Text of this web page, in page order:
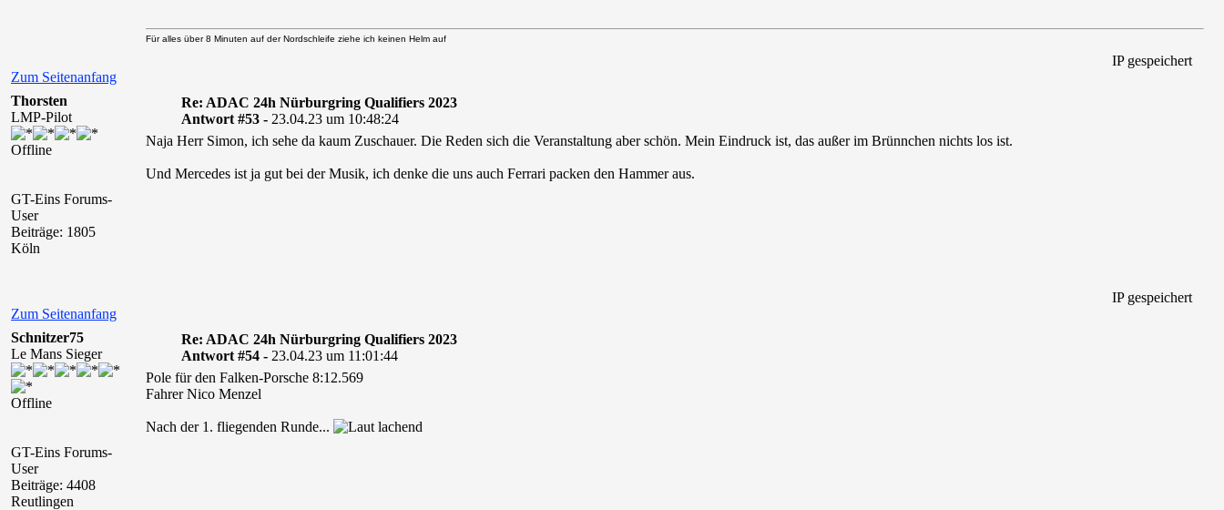
Zum Seitenanfang
Für alles über 8 Minuten auf der Nordschleife ziehe ich keinen Helm auf
IP gespeichert
Thorsten
LMP-Pilot
Offline
GT-Eins Forums-
User
Beiträge: 1805
Köln
Re: ADAC 24h Nürburgring Qualifiers 2023
Antwort #53 - 23.04.23 um 10:48:24
Naja Herr Simon, ich sehe da kaum Zuschauer. Die Reden sich die Veranstaltung aber schön. Mein Eindruck ist, das außer im Brünnchen nichts los ist.
Und Mercedes ist ja gut bei der Musik, ich denke die uns auch Ferrari packen den Hammer aus.
Zum Seitenanfang
IP gespeichert
Schnitzer75
Le Mans Sieger
Offline
GT-Eins Forums-
User
Beiträge: 4408
Reutlingen
Re: ADAC 24h Nürburgring Qualifiers 2023
Antwort #54 - 23.04.23 um 11:01:44
Pole für den Falken-Porsche 8:12.569
Fahrer Nico Menzel
Nach der 1. fliegenden Runde...